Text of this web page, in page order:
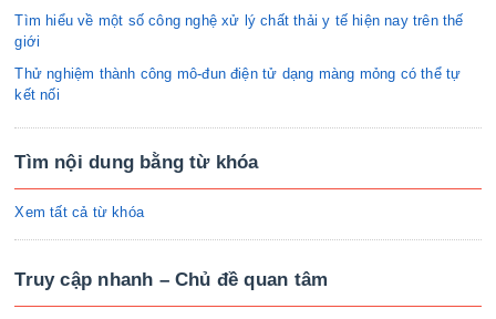
Tìm hiểu về một số công nghệ xử lý chất thải y tế hiện nay trên thế
giới
Thử nghiệm thành công mô-đun điện tử dạng màng mỏng có thể tự
kết nối
Tìm nội dung bằng từ khóa
Xem tất cả từ khóa
Truy cập nhanh – Chủ đề quan tâm